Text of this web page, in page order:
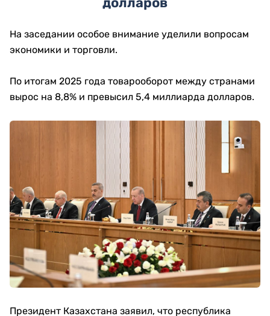
На заседании особое внимание уделили вопросам
экономики и торговли.
По итогам 2025 года товарооборот между странами
вырос на 8,8% и превысил 5,4 миллиарда долларов.
Президент Казахстана заявил, что республика